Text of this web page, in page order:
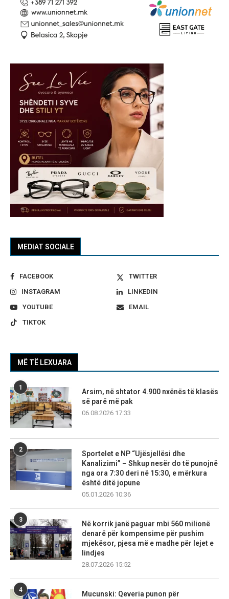
MEDIAT SOCIALE
FACEBOOK
TWITTER
INSTAGRAM
LINKEDIN
YOUTUBE
EMAIL
TIKTOK
MË TË LEXUARA
1
Arsim, në shtator 4.900 nxënës të klasës
së parë më pak
06.08.2026 17:33
2
Sportelet e NP “Ujësjellësi dhe
Kanalizimi” – Shkup nesër do të punojnë
nga ora 7:30 deri në 15:30, e mërkura
është ditë jopune
05.01.2026 10:36
3
Në korrik janë paguar mbi 560 milionë
denarë për kompensime për pushim
mjekësor, pjesa më e madhe për lejet e
lindjes
28.07.2026 15:52
4
Mucunski: Qeveria punon për